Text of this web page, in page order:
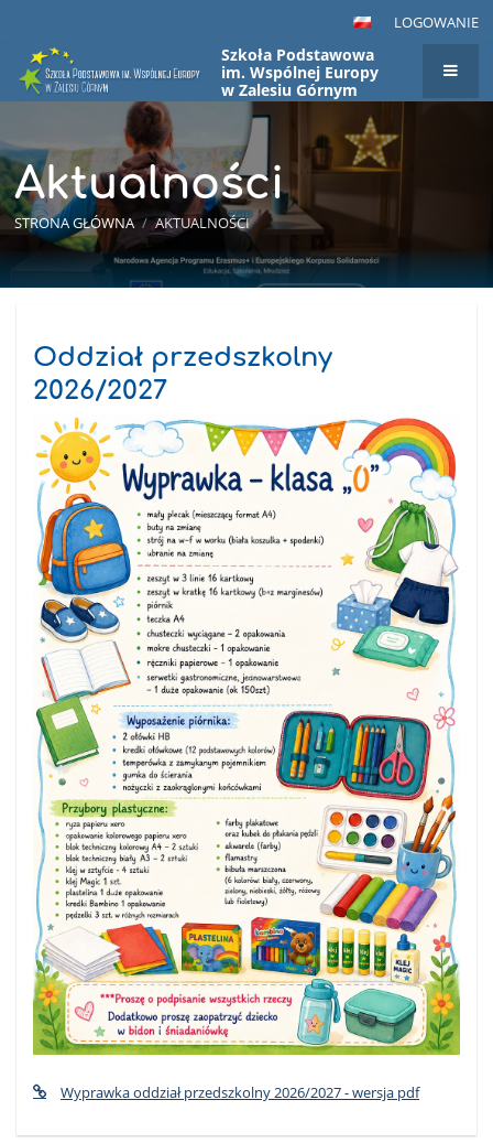
LOGOWANIE
Szkoła Podstawowa
im. Wspólnej Europy
w Zalesiu Górnym
Aktualności
STRONA GŁÓWNA / AKTUALNOŚCI
Oddział przedszkolny
2026/2027
Wyprawka oddział przedszkolny 2026/2027 - wersja pdf